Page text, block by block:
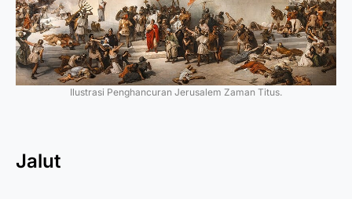
Ilustrasi Penghancuran Jerusalem Zaman Titus.
Jalut